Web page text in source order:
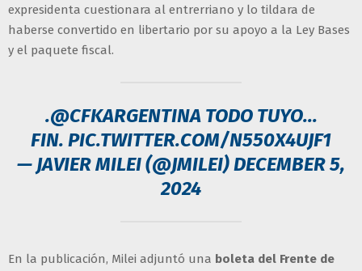
expresidenta cuestionara al entrerriano y lo tildara de
haberse convertido en libertario por su apoyo a la Ley Bases
y el paquete fiscal.
.@CFKARGENTINATODO TUYO...
FIN. PIC.TWITTER.COM/N550X4UJF1
— JAVIER MILEI (@JMILEI)DECEMBER 5,
2024
En la publicación, Milei adjuntó una boleta del Frente de